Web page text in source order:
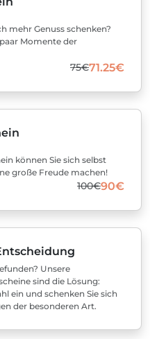
mehr Genuss schenken?
Momente der
75€71.25€
können Sie sich selbst
große Freude machen!
100€90€
Unsere
sind die Lösung:
ein und schenken Sie sich
der besonderen Art.